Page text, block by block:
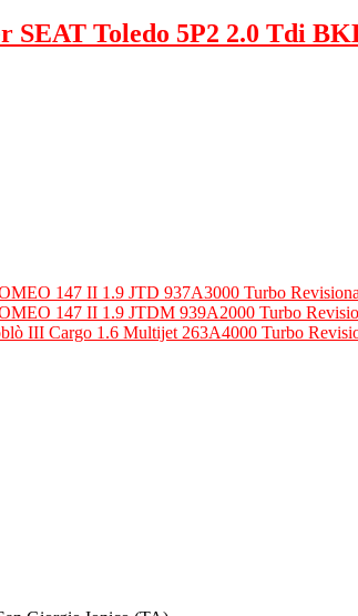
SEAT Toledo 5P2 2.0 Tdi
Turbo
Turbo
Turbo